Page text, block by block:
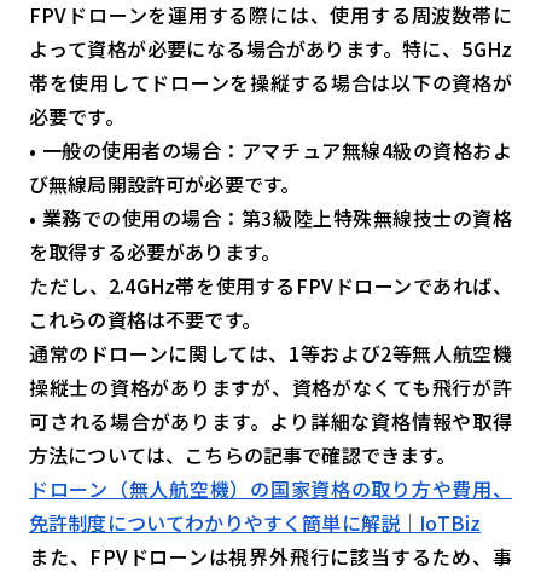
FPVドローンを運用する際には、使用する周波数帯に
よって資格が必要になる場合があります。特に、5GHz
帯を使用してドローンを操縦する場合は以下の資格が
必要です。
• 一般の使用者の場合：アマチュア無線4級の資格およ
び無線局開設許可が必要です。
• 業務での使用の場合：第3級陸上特殊無線技士の資格
を取得する必要があります。
ただし、2.4GHz帯を使用するFPVドローンであれば、
これらの資格は不要です。
通常のドローンに関しては、1等および2等無人航空機
操縦士の資格がありますが、資格がなくても飛行が許
可される場合があります。より詳細な資格情報や取得
方法については、こちらの記事で確認できます。
ドローン（無人航空機）の国家資格の取り方や費用、
免許制度についてわかりやすく簡単に解説｜IoTBiz
また、FPVドローンは視界外飛行に該当するため、事